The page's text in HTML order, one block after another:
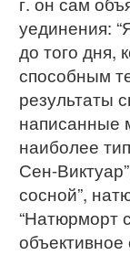
уединения:
до того дня,
способным
результаты
написанные
наиболее
Сен-
сосной”,
“Натюрморт